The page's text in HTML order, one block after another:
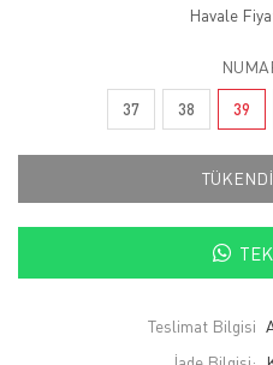
Havale
37 38 39
TÜKENDİ
Teslimat Bilgisi